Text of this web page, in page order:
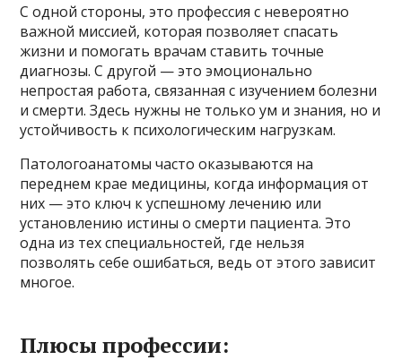
С одной стороны, это профессия с невероятно
важной миссией, которая позволяет спасать
жизни и помогать врачам ставить точные
диагнозы. С другой — это эмоционально
непростая работа, связанная с изучением болезни
и смерти. Здесь нужны не только ум и знания, но и
устойчивость к психологическим нагрузкам.
Патологоанатомы часто оказываются на
переднем крае медицины, когда информация от
них — это ключ к успешному лечению или
установлению истины о смерти пациента. Это
одна из тех специальностей, где нельзя
позволять себе ошибаться, ведь от этого зависит
многое.
Плюсы профессии: